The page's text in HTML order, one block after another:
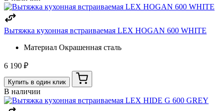
Вытяжка кухонная встраиваемая LEX HOGAN 600 WHITE
Материал Окрашенная сталь
6 190 ₽
Купить в один клик
В наличии